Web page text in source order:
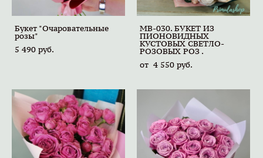
Букет "Очаровательные
розы"
5 490 pуб.
MB-030. БУКЕТ ИЗ
ПИОНОВИДНЫХ
КУСТОВЫХ СВЕТЛО-
РОЗОВЫХ РОЗ .
от 4 550 pуб.